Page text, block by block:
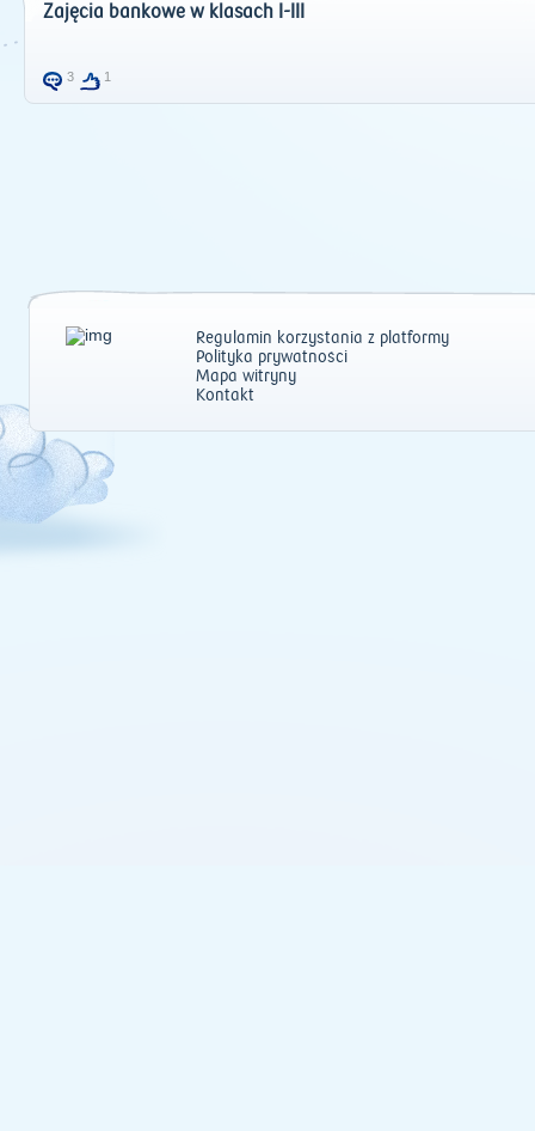
Zajęcia bankowe w klasach I-III
3 1
Regulamin korzystania z platformy
Polityka prywatności
Mapa witryny
Kontakt